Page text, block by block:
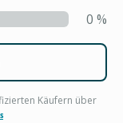
0 %
Käufern über